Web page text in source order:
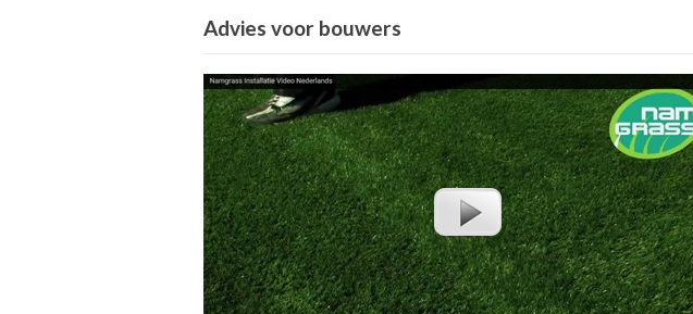
Advies voor bouwers